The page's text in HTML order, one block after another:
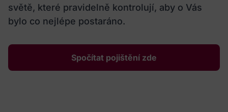
světě, které pravidelně kontrolují, aby o Vás
bylo co nejlépe postaráno.
Spočítat pojištění zde